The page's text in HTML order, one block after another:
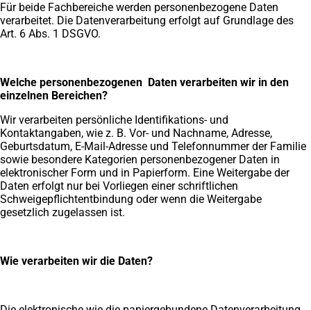
Für beide Fachbereiche werden personenbezogene Daten
verarbeitet. Die Datenverarbeitung erfolgt auf Grundlage des
Art. 6 Abs. 1 DSGVO.
Welche personenbezogenen Daten verarbeiten wir in den
einzelnen Bereichen?
Wir verarbeiten persönliche Identifikations- und
Kontaktangaben, wie z. B. Vor- und Nachname, Adresse,
Geburtsdatum, E-Mail-Adresse und Telefonnummer der Familie
sowie besondere Kategorien personenbezogener Daten in
elektronischer Form und in Papierform. Eine Weitergabe der
Daten erfolgt nur bei Vorliegen einer schriftlichen
Schweigepflichtentbindung oder wenn die Weitergabe
gesetzlich zugelassen ist.
Wie verarbeiten wir die Daten?